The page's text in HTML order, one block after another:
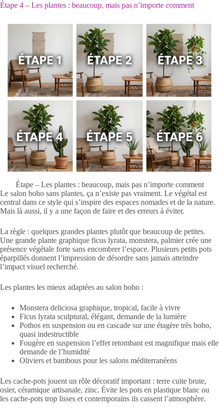
Étape 4 – Les plantes : beaucoup, mais pas n’importe comment
Étape – Les plantes : beaucoup, mais pas n’importe comment
Le salon boho sans plantes, ça n’existe pas vraiment. Le végétal est
central dans ce style qui s’inspire des espaces nomades et de la nature.
Mais là aussi, il y a une façon de faire et des erreurs à éviter.
La règle : quelques grandes plantes plutôt que beaucoup de petites.
Une grande plante graphique ficus lyrata, monstera, palmier crée une
présence végétale forte sans encombrer l’espace. Plusieurs petits pots
éparpillés donnent l’impression de désordre sans jamais atteindre
l’impact visuel recherché.
Les plantes les mieux adaptées au salon boho :
Monstera deliciosa graphique, tropical, facile à vivre
Ficus lyrata sculptural, élégant, demande de la lumière
Pothos en suspension ou en cascade sur une étagère très boho,
quasi indestructible
Fougère en suspension l’effet retombant est magnifique mais elle
demande de l’humidité
Oliviers et bambous pour les salons méditerranéens
Les cache-pots jouent un rôle décoratif important : terre cuite brute,
osier, céramique artisanale, zinc. Évite les pots en plastique blanc ou
les cache-pots trop lisses et contemporains ils cassent l’atmosphère.